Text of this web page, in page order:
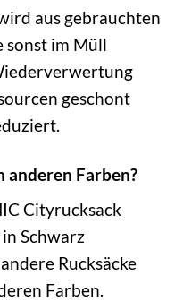
aus gebrauchten
sonst im Müll
geschont
anderen Farben?
Cityrucksack
Schwarz
Rucksäcke
Farben.